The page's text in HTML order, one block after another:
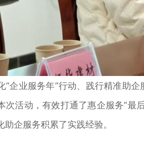
业服务年”行动、践行精准助企
次活动，有效打通了惠企服务“最
企服务积累了实践经验。